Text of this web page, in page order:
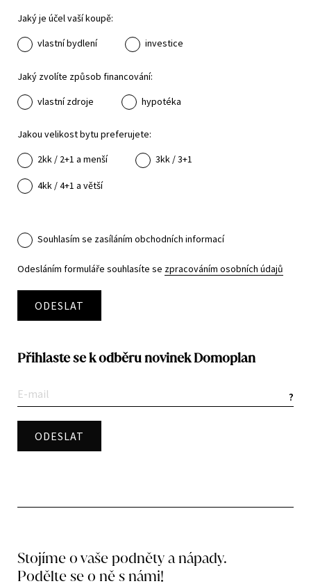
Jaký je účel vaší koupě:
vlastní bydlení
investice
Jaký zvolíte způsob financování:
vlastní zdroje
hypotéka
Jakou velikost bytu preferujete:
2kk / 2+1 a menší
3kk / 3+1
4kk / 4+1 a větší
Souhlasím se zasíláním obchodních informací
Odesláním formuláře souhlasíte se zpracováním osobních údajů
ODESLAT
Přihlaste se k odběru novinek Domoplan
?
Stojíme o vaše podněty a nápady.
Podělte se o ně s námi!